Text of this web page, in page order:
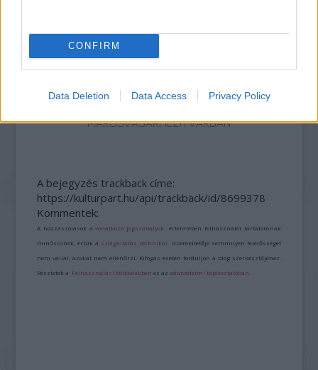
CONFIRM
Data Deletion Data Access Privacy Policy
MAROSVÁSÁRHELYI VÁRBAN
A bejegyzés trackback címe:
https://kulturpart.hu/api/trackback/id/8699378
Kommentek:
A hozzászólások avonatkozó jogszabályok értelmében felhasználói tartalomnak
minősülnek, értük a szolgáltatás technikai üzemeltetője semmilyen felelősséget
nem vállal, azokat nem ellenőrzi. Kifogás esetén forduljon a blog szerkesztőjéhez.
Részletek a Felhasználási feltételekben és azadatvédelmi tájékoztatóban